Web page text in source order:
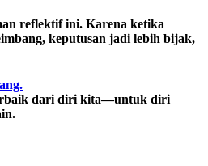
reflektif ini. Karena ketika
keputusan jadi lebih bijak,
dari diri kita—untuk diri